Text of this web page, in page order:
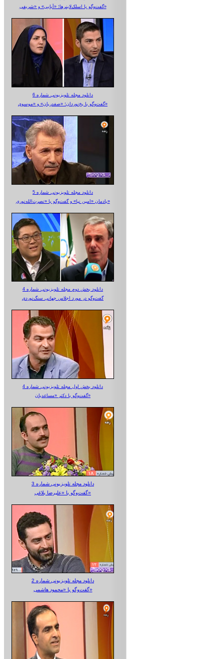
گفت‌وگو با اسلک‌لاینرها؛ «آبایی» و «شریفی»
دانلود مجله تلویزیونی شماره 6
گفت‌وگو با یخ‌نوردان؛ «صفدریان» و «موسوی»
دانلود مجله تلویزیونی شماره 5
یادمان «امین نیا» و گفت‌وگو با «نصرت‌الله‌نوری»
دانلود بخش دوم مجله تلویزیونی شماره 4
گفت‌وگو در مورد اجلاس جهانی سنگ‌نوردی
دانلود بخش اول مجله تلویزیونی شماره 4
گفت‌وگو با دکتر «مساعدیان»
دانلود مجله تلویزیونی شماره 3
گفت‌وگو با «علیرضا بلاغی»
دانلود مجله تلویزیونی شماره 2
گفت‌وگو با «محمود هاشمی»